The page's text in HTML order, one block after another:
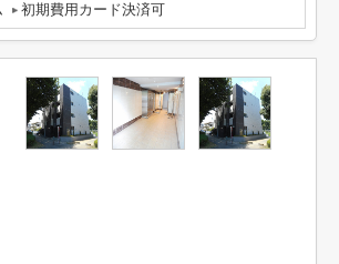
初期費用カード決済可